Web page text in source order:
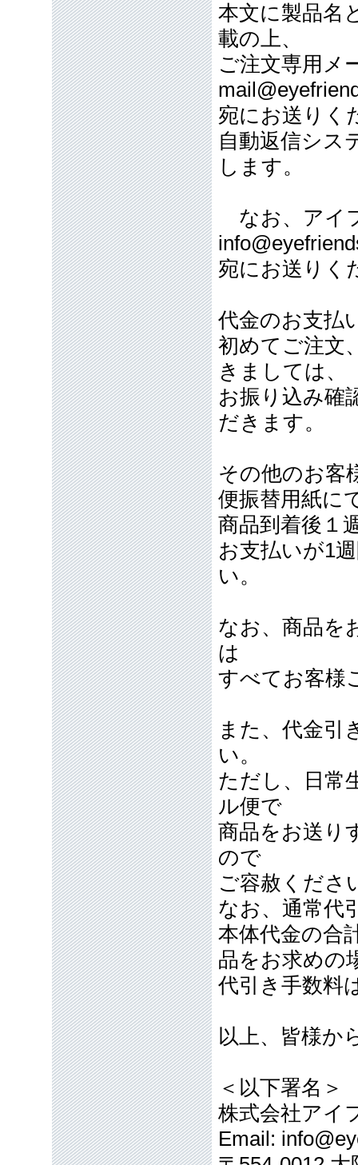
本文に製品名
載の上、
ご注文専用
宛にお送りく
自動返信シス
します。
なお、アイ
宛にお送りく
代金のお支払
初めてご注文
きましては、
お振り込み確
だきます。
その他のお客
便振替用紙に
商品到着後１
お支払いが1
い。
なお、商品を
は
すべてお客様
また、代金引
い。
ただし、日常
ル便で
商品をお送り
ので
ご容赦くださ
なお、通常代
本体代金の合
品をお求めの
代引き手数料
以上、皆様か
＜以下署名＞
株式会社アイ
Email: